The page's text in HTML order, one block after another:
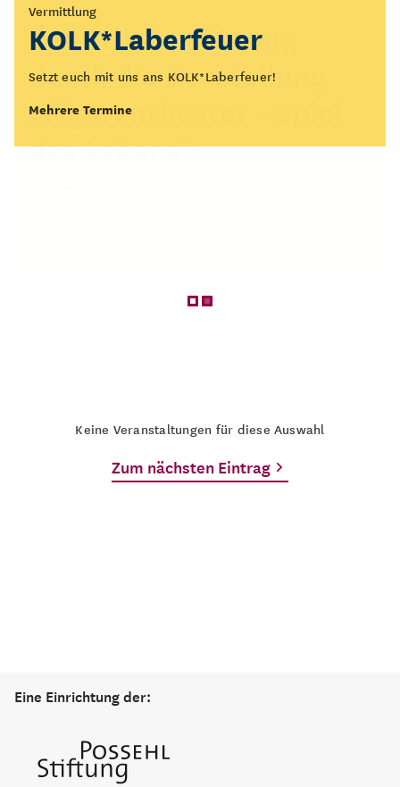
Vermittlung
KOLK*Laberfeuer
Setzt euch mit uns ans KOLK*Laberfeuer!
Mehrere Termine
Führung
Öffentliche Führung
durch die Ausstellung
„Figurentheater - Spiel
des Lebens“
Keine Veranstaltungen für diese Auswahl
Zum nächsten Eintrag
Eine Einrichtung der: